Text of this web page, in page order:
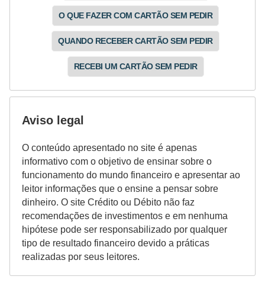
O QUE FAZER COM CARTÃO SEM PEDIR
QUANDO RECEBER CARTÃO SEM PEDIR
RECEBI UM CARTÃO SEM PEDIR
Aviso legal
O conteúdo apresentado no site é apenas
informativo com o objetivo de ensinar sobre o
funcionamento do mundo financeiro e apresentar ao
leitor informações que o ensine a pensar sobre
dinheiro. O site Crédito ou Débito não faz
recomendações de investimentos e em nenhuma
hipótese pode ser responsabilizado por qualquer
tipo de resultado financeiro devido a práticas
realizadas por seus leitores.